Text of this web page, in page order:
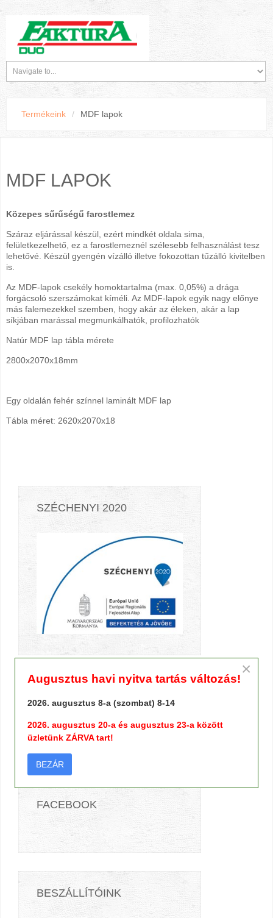
Termékeink / MDF lapok
MDF LAPOK
Közepes sűrűségű farostlemez
Száraz eljárással készül, ezért mindkét oldala sima,
felületkezelhető, ez a farostlemeznél szélesebb felhasználást tesz
lehetővé. Készül gyengén vízálló illetve fokozottan tűzálló kivitelben
is.
Az MDF-lapok csekély homoktartalma (max. 0,05%) a drága
forgácsoló szerszámokat kíméli. Az MDF-lapok egyik nagy előnye
más falemezekkel szemben, hogy akár az éleken, akár a lap
síkjában marással megmunkálhatók, profilozhatók
Natúr MDF lap tábla mérete
2800x2070x18mm
Egy oldalán fehér színnel laminált MDF lap
Tábla méret: 2620x2070x18
SZÉCHENYI 2020
FACEBOOK
BESZÁLLÍTÓINK
×
Augusztus havi nyitva tartás változás!
2026. augusztus 8-a (szombat) 8-14
2026. augusztus 20-a és augusztus 23-a között
üzletünk ZÁRVA tart!
BEZÁR